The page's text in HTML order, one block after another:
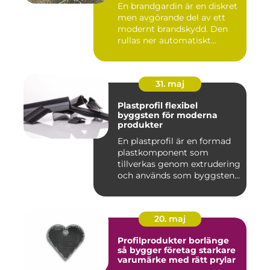
En brandgardin är en diskret
men avgörande del av ett
modernt brandskydd. Den
rullas ner automatiskt...
31. maj
Plastprofil flexibel
byggsten för moderna
produkter
En plastprofil är en formad
plastkomponent som
tillverkas genom extrudering
och används som byggsten...
20. maj
Profilprodukter borlänge
så bygger företag starkare
varumärke med rätt prylar